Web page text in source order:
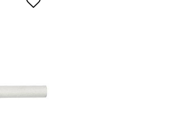
Add to favorites